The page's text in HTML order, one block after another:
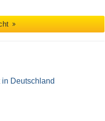
in Deutschland